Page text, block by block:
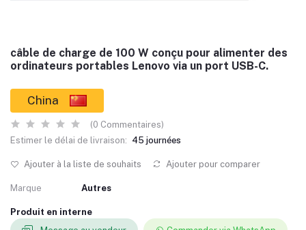
câble de charge de 100 W conçu pour alimenter des
ordinateurs portables Lenovo via un port USB-C.
China
(0 Commentaires)
Estimer le délai de livraison: 45 journées
Ajouter à la liste de souhaits Ajouter pour comparer
Marque Autres
Produit en interne